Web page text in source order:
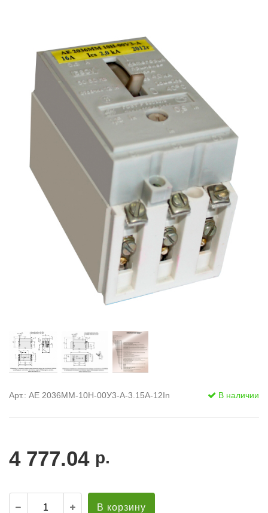
Стремянки с
Стремянки с
опорой
Ширмы
РЗА (шторы)
Штендеры
Щиты
диэлектрические
Арт.: АЕ 2036ММ-10Н-00У3-А-3.15А-12In В наличии
4 777.04 р.
В корзину